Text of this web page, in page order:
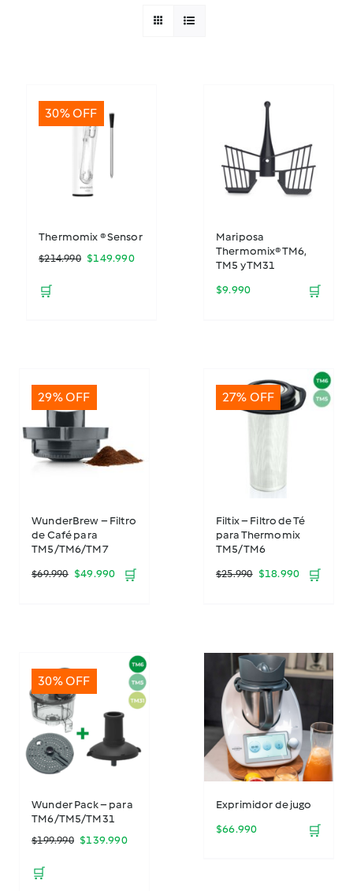
30% OFF
Thermomix ® Sensor
$214.990 El
$149.990El
🛒
Mariposa
Thermomix® TM6,
TM5 y TM31
$9.990 🛒
29% OFF
WunderBrew – Filtro
de Café para
TM5/TM6/TM7
$69.990 El
$69.990.
$49.990El
$49.990.
🛒
27% OFF
Filtix – Filtro de Té
para Thermomix
TM5/TM6
$25.990 El
era:
$25.990.
$18.990El
es:
🛒
30% OFF
Wunder Pack – para
TM6/TM5/TM31
$199.990 El
$139.990El
🛒
Exprimidor de jugo
$66.990 🛒